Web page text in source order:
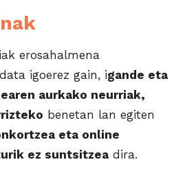
erosahalmena
igoerez gain, igande eta
aurkako neurriak,
benetan lan egiten
eta online
ez suntsitzea dira.